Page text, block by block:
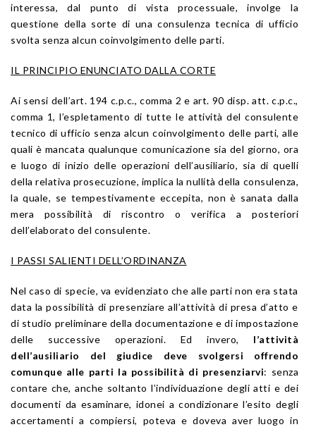
interessa, dal punto di vista processuale, involge la
questione della sorte di una consulenza tecnica di ufficio
svolta senza alcun coinvolgimento delle parti.
IL PRINCIPIO ENUNCIATO DALLA CORTE
Ai sensi dell’art. 194 c.p.c., comma 2 e art. 90 disp. att. c.p.c.,
comma 1, l’espletamento di tutte le attività del consulente
tecnico di ufficio senza alcun coinvolgimento delle parti, alle
quali è mancata qualunque comunicazione sia del giorno, ora
e luogo di inizio delle operazioni dell’ausiliario, sia di quelli
della relativa prosecuzione, implica la nullità della consulenza,
la quale, se tempestivamente eccepita, non è sanata dalla
mera possibilità di riscontro o verifica a posteriori
dell’elaborato del consulente.
I PASSI SALIENTI DELL’ORDINANZA
Nel caso di specie, va evidenziato che alle parti non era stata
data la possibilità di presenziare all’attività di presa d’atto e
di studio preliminare della documentazione e di impostazione
delle successive operazioni. Ed invero, l’attività
dell’ausiliario del giudice deve svolgersi offrendo
comunque alle parti la possibilità di presenziarvi: senza
contare che, anche soltanto l’individuazione degli atti e dei
documenti da esaminare, idonei a condizionare l’esito degli
accertamenti a compiersi, poteva e doveva aver luogo in